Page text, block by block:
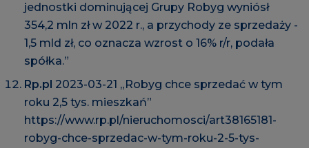
jednostki dominującej Grupy Robyg wyniósł
354,2 mln zł w 2022 r., a przychody ze sprzedaży -
1,5 mld zł, co oznacza wzrost o 16% r/r, podała
spółka.”
Rp.pl 2023-03-21 „Robyg chce sprzedać w tym
roku 2,5 tys. mieszkań”
https://www.rp.pl/nieruchomosci/art38165181-
robyg-chce-sprzedac-w-tym-roku-2-5-tys-